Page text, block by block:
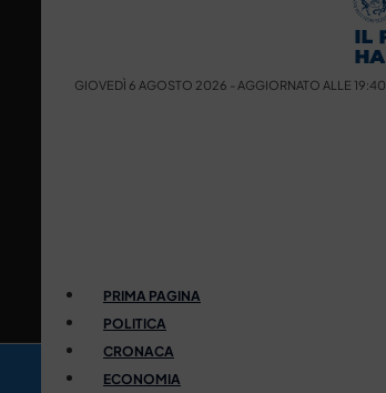
GIOVEDÌ 6 AGOSTO 2026 - AGGIORNATO ALLE 19:40
PRIMA PAGINA
POLITICA
CRONACA
ECONOMIA